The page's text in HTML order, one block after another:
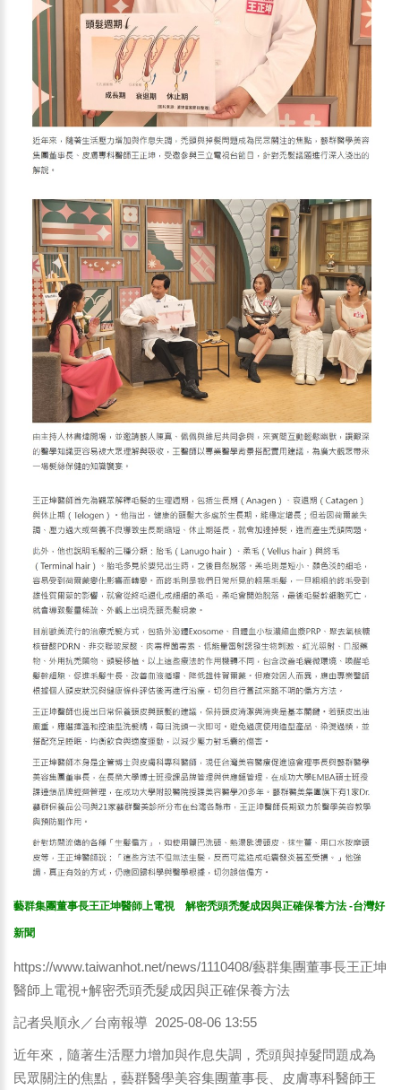
藝群集團董事長王正坤醫師上電視 解密禿頭禿髮成因與正確保養方法 -台灣好
新聞
https://www.taiwanhot.net/news/1110408/藝群集團董事長王正坤
醫師上電視+解密禿頭禿髮成因與正確保養方法
記者吳順永／台南報導 2025-08-06 13:55
近年來，隨著生活壓力增加與作息失調，禿頭與掉髮問題成為
民眾關注的焦點，藝群醫學美容集團董事長、皮膚專科醫師王